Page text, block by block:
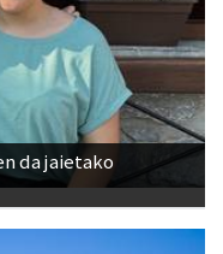
da jaietako